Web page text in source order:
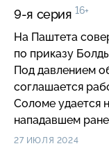
9-я серия 16+
На Паштета
по приказу
Под давлением
соглашается
Соломе удается
нападавшем
случайно
27 ИЮЛЯ 2024